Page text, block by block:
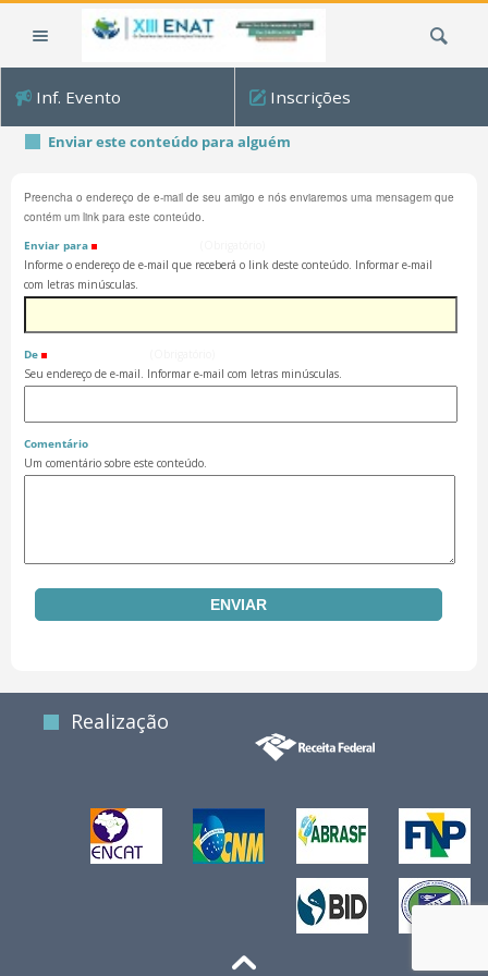
Inf. Evento Inscrições
Enviar este conteúdo para alguém
Preencha o endereço de e-mail de seu amigo e nós enviaremos uma mensagem que
contém um link para este conteúdo.
Enviar para
Informe o endereço de e-mail que receberá o link deste conteúdo. Informar e-mail
com letras minúsculas.
De
Seu endereço de e-mail. Informar e-mail com letras minúsculas.
Comentário
Um comentário sobre este conteúdo.
Realização